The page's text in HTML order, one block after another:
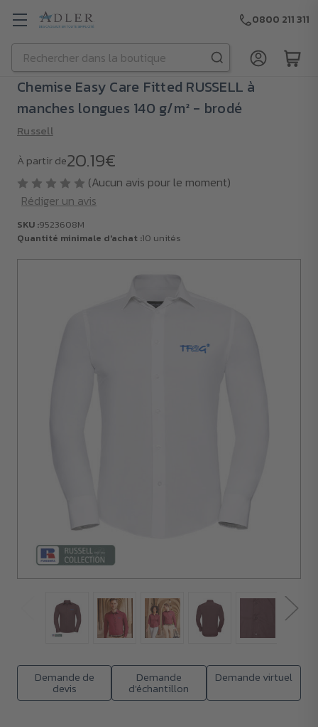
Passer au contenu principal
Rechercher
0800 211 311
Demande de
devis
Demande
d'échantillon
Demande virtuel
Chemise Easy Care Fitted RUSSELL à
manches longues 140 g/m² - brodé
Russell
À partir de20.19€
(Aucun avis pour le moment)
Rédiger un avis
SKU :9523608M
Quantité minimale d'achat :10 unités